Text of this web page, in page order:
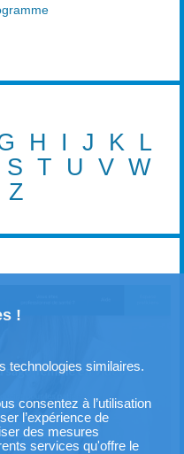
!
technologies similaires.
consentez à l’utilisation
l’expérience de
des mesures
services qu'offre le
H I J K
L
S T U V W
Z